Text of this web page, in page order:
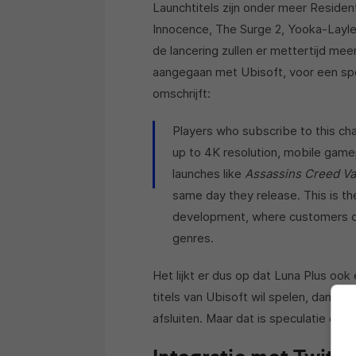
Launchtitels zijn onder meer
Innocence, The Surge 2, Yooka-
de lancering zullen er mettertijd
aangegaan met Ubisoft, voor een
omschrijft:
Players who subscribe to this
up to 4K resolution, mobile
launches like Assassins Creed
same day they release. This is
development, where customers
genres.
Het lijkt er dus op dat Luna Plus
titels van Ubisoft wil spelen, dan
afsluiten. Maar dat is speculatie